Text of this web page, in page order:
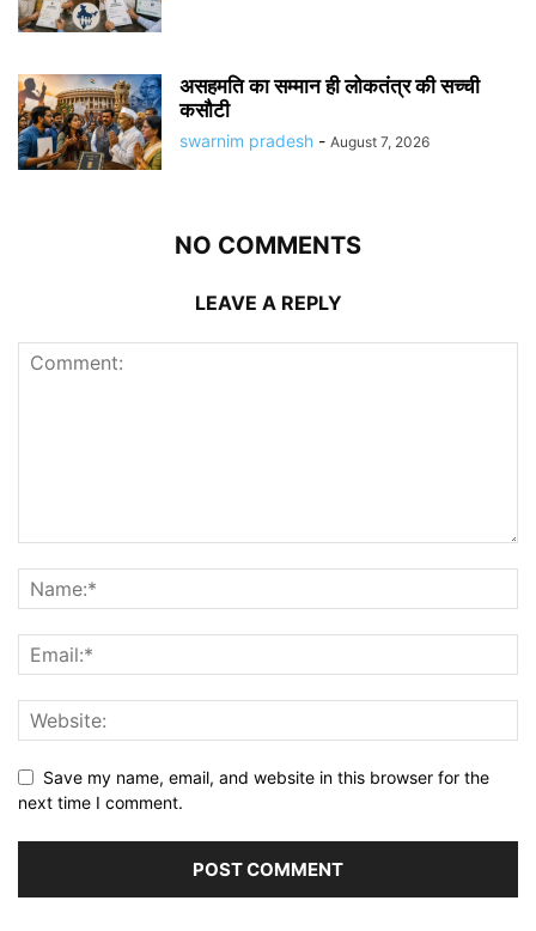
असहमति का सम्मान ही लोकतंत्र की सच्ची
कसौटी
swarnim pradesh - August 7, 2026
NO COMMENTS
LEAVE A REPLY
Save my name, email, and website in this browser for the
next time I comment.